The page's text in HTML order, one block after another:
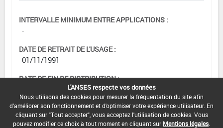
INTERVALLE MINIMUM ENTRE APPLICATIONS :
-
DATE DE RETRAIT DE L'USAGE :
01/11/1991
DATE DE FIN DE DISTRIBUTION :
DATE DE FIN D'UTILISATION :
-
L'ANSES respecte vos données
Nous utilisons des cookies pour mesurer la fréquentation du site afin
d'améliorer son fonctionnement et d'optimiser votre expérience utilisateur. En
cliquant sur "Tout accepter", vous acceptez l'utilisation de cookies. Vous
pouvez modifier ce choix à tout moment en cliquant sur Mentions légales